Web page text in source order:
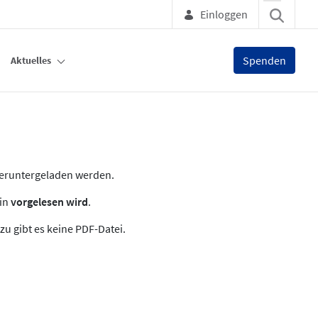
Einloggen
Aktuelles Spenden
werden.
vorgelesen wird.
gibt es keine PDF-Datei.